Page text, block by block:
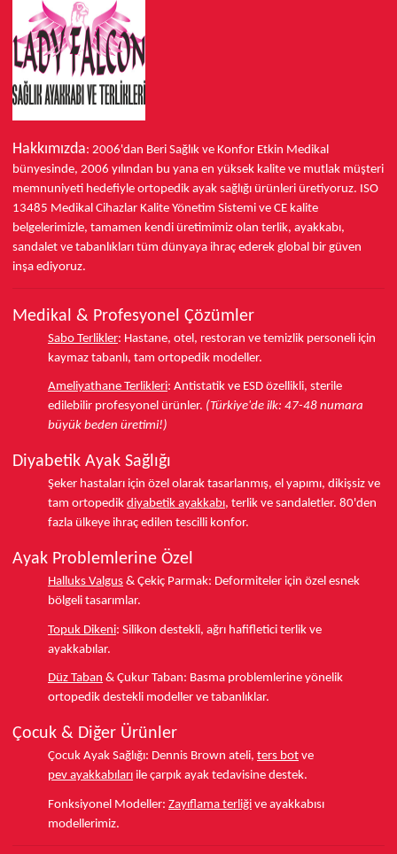
Hakkımızda: 2006'dan Beri Sağlık ve Konfor Etkin Medikal
bünyesinde, 2006 yılından bu yana en yüksek kalite ve mutlak müşteri
memnuniyeti hedefiyle ortopedik ayak sağlığı ürünleri üretiyoruz. ISO
13485 Medikal Cihazlar Kalite Yönetim Sistemi ve CE kalite
belgelerimizle, tamamen kendi üretimimiz olan terlik, ayakkabı,
sandalet ve tabanlıkları tüm dünyaya ihraç ederek global bir güven
inşa ediyoruz.
Medikal & Profesyonel Çözümler
Sabo Terlikler: Hastane, otel, restoran ve temizlik personeli için
kaymaz tabanlı, tam ortopedik modeller.
Ameliyathane Terlikleri: Antistatik ve ESD özellikli, sterile
edilebilir profesyonel ürünler. (Türkiye'de ilk: 47-48 numara
büyük beden üretimi!)
Diyabetik Ayak Sağlığı
Şeker hastaları için özel olarak tasarlanmış, el yapımı, dikişsiz ve
tam ortopedik diyabetik ayakkabı, terlik ve sandaletler. 80'den
fazla ülkeye ihraç edilen tescilli konfor.
Ayak Problemlerine Özel
Halluks Valgus & Çekiç Parmak: Deformiteler için özel esnek
bölgeli tasarımlar.
Topuk Dikeni: Silikon destekli, ağrı hafifletici terlik ve
ayakkabılar.
Düz Taban & Çukur Taban: Basma problemlerine yönelik
ortopedik destekli modeller ve tabanlıklar.
Çocuk & Diğer Ürünler
Çocuk Ayak Sağlığı: Dennis Brown ateli, ters bot ve
pev ayakkabıları ile çarpık ayak tedavisine destek.
Fonksiyonel Modeller: Zayıflama terliği ve ayakkabısı
modellerimiz.